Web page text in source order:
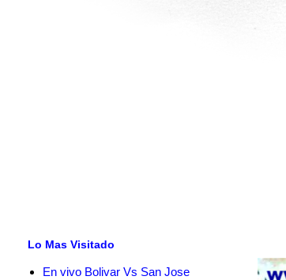
Lo Mas Visitado
En vivo Bolivar Vs San Jose